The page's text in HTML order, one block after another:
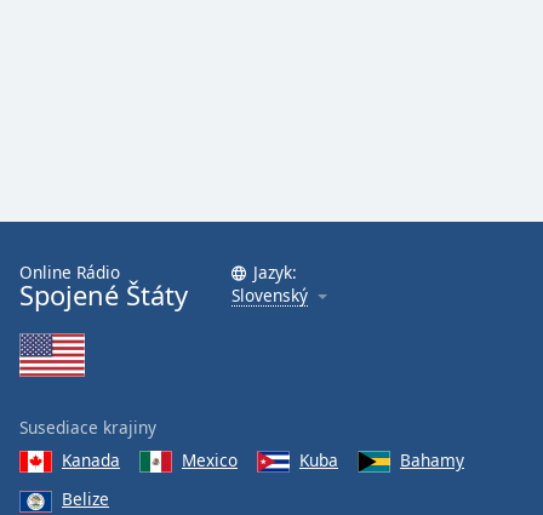
Online Rádio
Spojené Štáty
Jazyk:
Slovenský
Susediace krajiny
Kanada
Mexico Kuba
Bahamy
Belize